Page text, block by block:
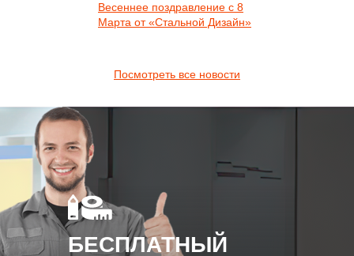
Весеннее поздравление с 8
Марта от «Стальной Дизайн»
Посмотреть все новости
БЕСПЛАТНЫЙ